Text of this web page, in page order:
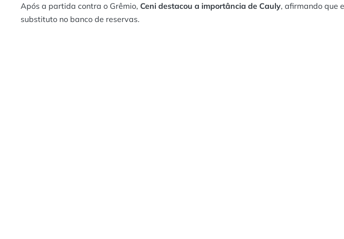
Após a partida contra o Grêmio, Ceni destacou a importância de Cauly, afirmando que
substituto no banco de reservas.